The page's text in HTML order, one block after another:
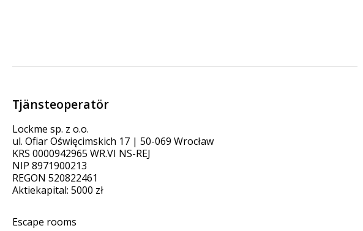
Tjänsteoperatör
Lockme sp. z o.o.
ul. Ofiar Oświęcimskich 17 | 50-069 Wrocław
KRS 0000942965 WR.VI NS-REJ
NIP 8971900213
REGON 520822461
Aktiekapital: 5000 zł
Escape rooms